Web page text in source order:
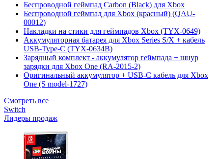
Беспроводной геймпад Carbon (Black) для Xbox
Беспроводной геймпад для Xbox (красный) (QAU-
00012)
Накладки на стики для геймпадов Xbox (TYX-0649)
Аккумуляторная батарея для Xbox Series S/X + кабель
USB-Type-C (TYX-0634B)
Зарядный комплект - аккумулятор геймпада + шнур
зарядки для Xbox One (RA-2015-2)
Оригинальный аккумулятор + USB-C кабель для Xbox
One (S model-1727)
Смотреть все
Switch
Лидеры продаж